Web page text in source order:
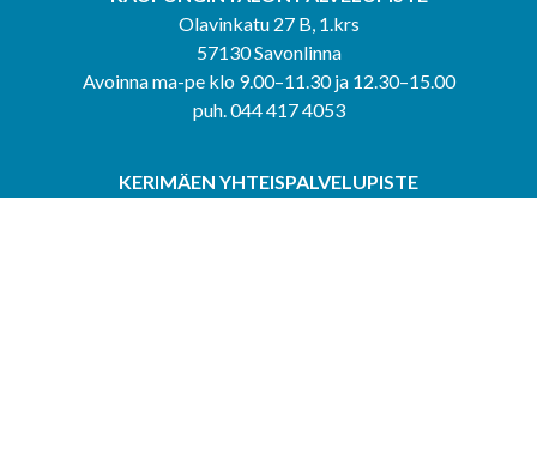
Olavinkatu 27 B, 1.krs
57130 Savonlinna
Avoinna ma-pe klo 9.00–11.30 ja 12.30–15.00
puh. 044 417 4053
KERIMÄEN YHTEISPALVELUPISTE